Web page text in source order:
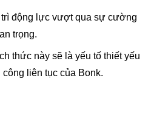
trì động lực vượt qua sự cường
trọng.
thức này sẽ là yếu tố thiết yếu
liên tục của Bonk.